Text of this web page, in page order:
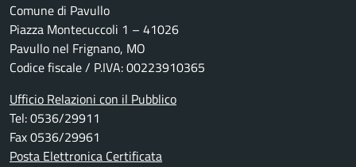
Comune di Pavullo
Piazza Montecuccoli 1 – 41026
Pavullo nel Frignano, MO
Codice fiscale / P.IVA: 00223910365
Ufficio Relazioni con il Pubblico
Tel: 0536/29911
Fax 0536/29961
Posta Elettronica Certificata